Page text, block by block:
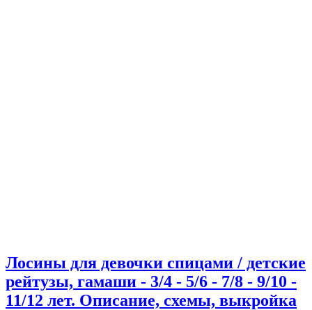
Лосины для девочки спицами / детские
рейтузы, гамаши - 3/4 - 5/6 - 7/8 - 9/10 -
11/12 лет. Описание, схемы, выкройка